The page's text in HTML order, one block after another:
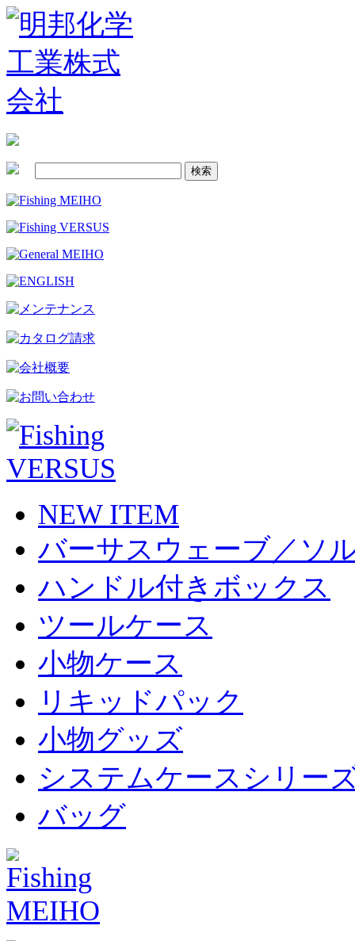
NEW ITEM
バーサスウェーブ／ソ
ハンドル付きボックス
ツールケース
小物ケース
リキッドパック
小物グッズ
システムケースシリー
バッグ